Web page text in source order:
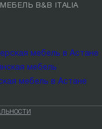
B&B ITALIA
мебель в Астане
мебель
мебель в Астане